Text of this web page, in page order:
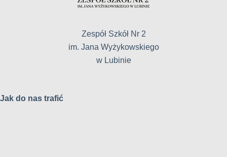
Zespół Szkół Nr 2
im. Jana Wyżykowskiego
w Lubinie
Jak do nas trafić